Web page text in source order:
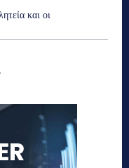
και οι